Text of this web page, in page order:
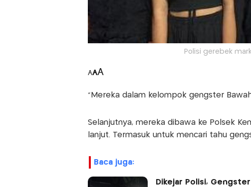
Polisi gerebek
AAA
"Mereka dalam kelompok gengster
Selanjutnya, mereka dibawa ke Polsek
lanjut. Termasuk untuk mencari tahu
baca juga:
Dikejar Polisi,